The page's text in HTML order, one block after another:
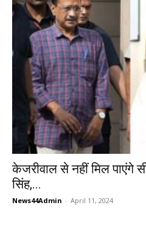
केजरीवाल से नहीं मिल पाएंगे
सिंह,...
News44Admin - April 11, 2024